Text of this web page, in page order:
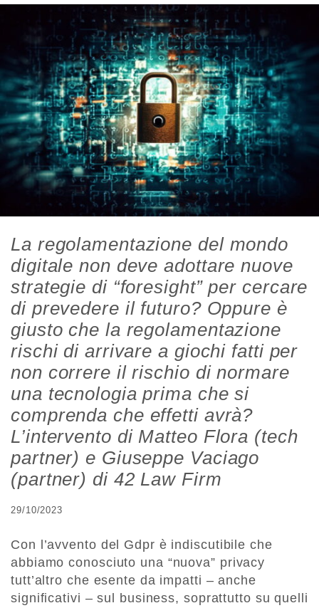
La regolamentazione del mondo
digitale non deve adottare nuove
strategie di “foresight” per cercare
di prevedere il futuro? Oppure è
giusto che la regolamentazione
rischi di arrivare a giochi fatti per
non correre il rischio di normare
una tecnologia prima che si
comprenda che effetti avrà?
L’intervento di Matteo Flora (tech
partner) e Giuseppe Vaciago
(partner) di 42 Law Firm
29/10/2023
Con l’avvento del Gdpr è indiscutibile che
abbiamo conosciuto una “nuova” privacy
tutt’altro che esente da impatti – anche
significativi – sul business, soprattutto su quelli